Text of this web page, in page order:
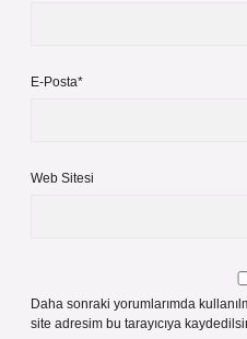
E-Posta*
Web Sitesi
Daha sonraki yorumlarımda
site adresim bu tarayıcıya